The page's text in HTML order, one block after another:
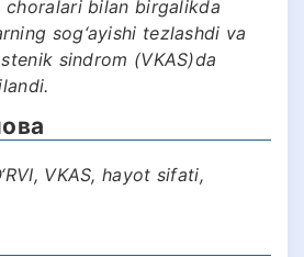
bilan birgalikda
sog‘ayishi tezlashdi va
sindrom (VKAS)da
VKAS, hayot sifati,